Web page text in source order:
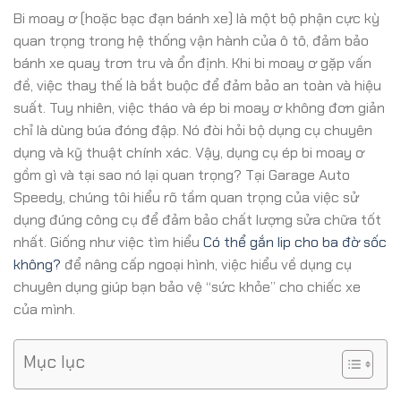
Bi moay ơ (hoặc bạc đạn bánh xe) là một bộ phận cực kỳ
quan trọng trong hệ thống vận hành của ô tô, đảm bảo
bánh xe quay trơn tru và ổn định. Khi bi moay ơ gặp vấn
đề, việc thay thế là bắt buộc để đảm bảo an toàn và hiệu
suất. Tuy nhiên, việc tháo và ép bi moay ơ không đơn giản
chỉ là dùng búa đóng đập. Nó đòi hỏi bộ dụng cụ chuyên
dụng và kỹ thuật chính xác. Vậy, dụng cụ ép bi moay ơ
gồm gì và tại sao nó lại quan trọng? Tại Garage Auto
Speedy, chúng tôi hiểu rõ tầm quan trọng của việc sử
dụng đúng công cụ để đảm bảo chất lượng sửa chữa tốt
nhất. Giống như việc tìm hiểu Có thể gắn lip cho ba đờ sốc
không? để nâng cấp ngoại hình, việc hiểu về dụng cụ
chuyên dụng giúp bạn bảo vệ “sức khỏe” cho chiếc xe
của mình.
Mục lục